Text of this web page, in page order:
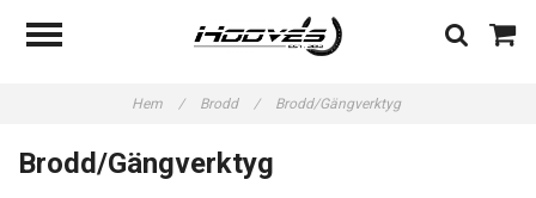
Hem / Brodd / Brodd/Gängverktyg
Brodd/Gängverktyg